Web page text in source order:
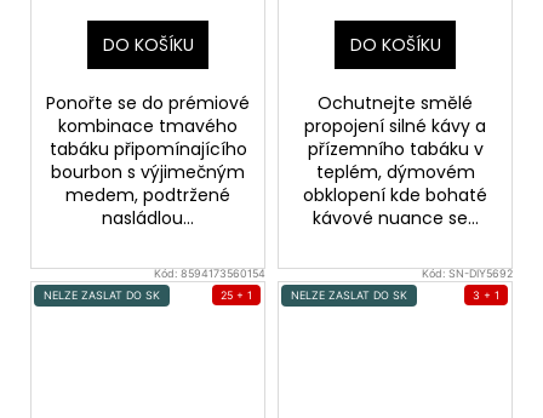
DO KOŠÍKU
Ponořte se do prémiové
kombinace tmavého
tabáku připomínajícího
bourbon s výjimečným
medem, podtržené
nasládlou...
DO KOŠÍKU
Ochutnejte smělé
propojení silné kávy a
přízemního tabáku v
teplém, dýmovém
obklopení kde bohaté
kávové nuance se...
Kód: 8594173560154
NELZE ZASLAT DO SK
25 + 1
Kód: SN-DIY5692
NELZE ZASLAT DO SK
3 + 1